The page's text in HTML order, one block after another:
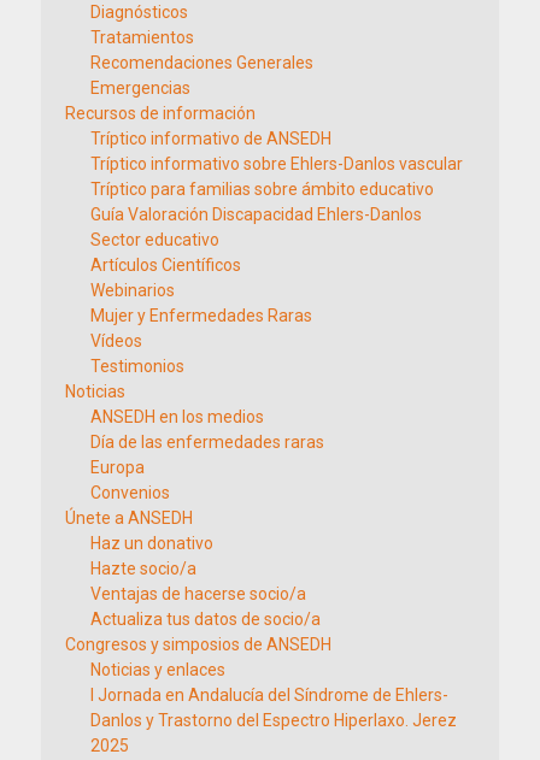
Diagnósticos
Tratamientos
Recomendaciones Generales
Emergencias
Recursos de información
Tríptico informativo de ANSEDH
Tríptico informativo sobre Ehlers-Danlos vascular
Tríptico para familias sobre ámbito educativo
Guía Valoración Discapacidad Ehlers-Danlos
Sector educativo
Artículos Científicos
Webinarios
Mujer y Enfermedades Raras
Vídeos
Testimonios
Noticias
ANSEDH en los medios
Día de las enfermedades raras
Europa
Convenios
Únete a ANSEDH
Haz un donativo
Hazte socio/a
Ventajas de hacerse socio/a
Actualiza tus datos de socio/a
Congresos y simposios de ANSEDH
Noticias y enlaces
I Jornada en Andalucía del Síndrome de Ehlers-
Danlos y Trastorno del Espectro Hiperlaxo. Jerez
2025